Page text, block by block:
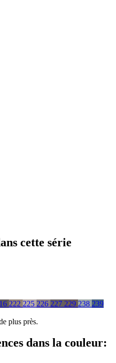
cette série
222 225 226 227 229 238 239
plus près.
dans la couleur: